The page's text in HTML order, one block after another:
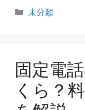
カ
未分類
固定電
くら？